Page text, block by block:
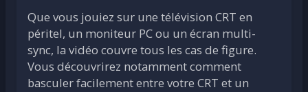
Que vous jouiez sur une télévision CRT en
péritel, un moniteur PC ou un écran multi-
sync, la vidéo couvre tous les cas de figure.
Vous découvrirez notamment comment
basculer facilement entre votre CRT et un